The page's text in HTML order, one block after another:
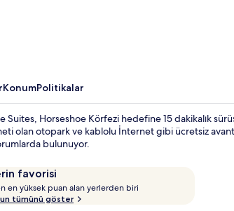
KonumPolitikalar
Suites, Horseshoe Körfezi hedefine 15 dakikalık
olan otopark ve kablolu İnternet gibi ücretsiz
bulunuyor.
favorisi
en yüksek puan alan yerlerden biri
tümünü göster